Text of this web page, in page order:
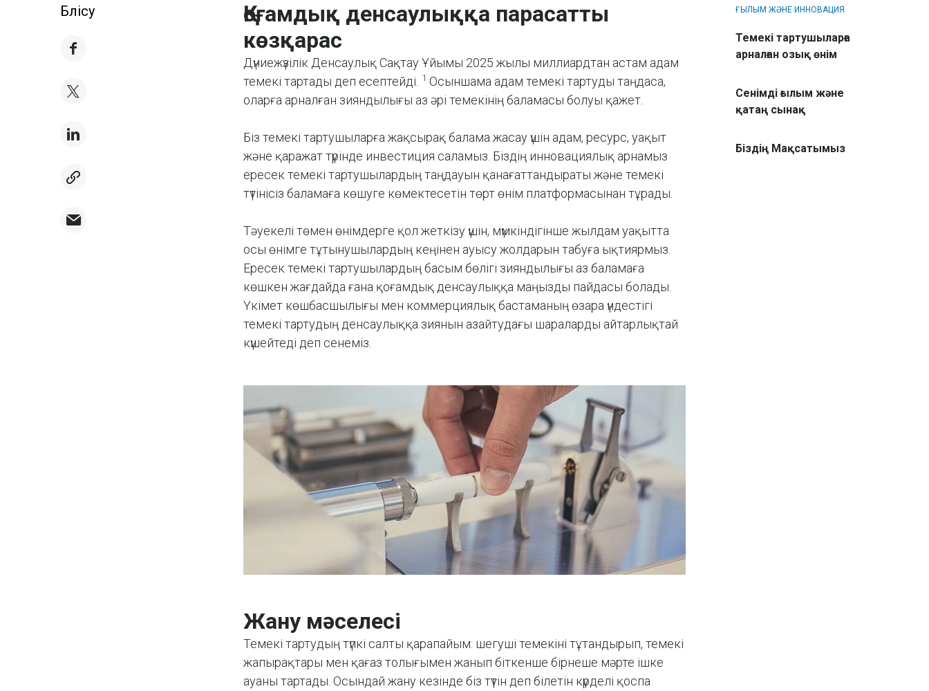
Бөлісу
Қоғамдық денсаулыққа парасатты
көзқарас
Дүниежүзілік Денсаулық Сақтау Ұйымы 2025 жылы миллиардтан астам адам
темекі тартады деп есептейді.
1 Осыншама адам темекі тартуды таңдаса,
оларға арналған зияндылығы аз әрі темекінің баламасы болуы қажет.
Біз темекі тартушыларға жақсырақ балама жасау үшін адам, ресурс, уақыт
және қаражат түрінде инвестиция саламыз. Біздің инновациялық арнамыз
ересек темекі тартушылардың таңдауын қанағаттандыраты және темекі
түтінісіз баламаға көшуге көмектесетін төрт өнім платформасынан тұрады.
Тәуекелі төмен өнімдерге қол жеткізу үшін, мүмкіндігінше жылдам уақытта
осы өнімге тұтынушылардың кеңінен ауысу жолдарын табуға ықтиярмыз.
Ересек темекі тартушылардың басым бөлігі зияндылығы аз баламаға
көшкен жағдайда ғана қоғамдық денсаулыққа маңызды пайдасы болады.
Үкімет көшбасшылығы мен коммерциялық бастаманың өзара үндестігі
темекі тартудың денсаулыққа зиянын азайтудағы шараларды айтарлықтай
күшейтеді деп сенеміз.
Жану мәселесі
Темекі тартудың түпкі салты қарапайым: шегуші темекіні тұтандырып, темекі
жапырақтары мен қағаз толығымен жанып біткенше бірнеше мәрте ішке
ауаны тартады. Осындай жану кезінде біз түтін деп білетін күрделі қоспа
ҒЫЛЫМ ЖӘНЕ ИННОВАЦИЯ
Темекі тартушыларға
арналған озық өнім
Сенімді ғылым және
қатаң сынақ
Біздің Мақсатымыз